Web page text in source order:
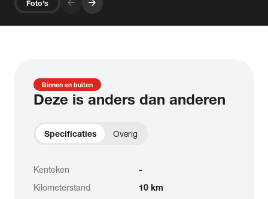
Foto's arrow_forward arrow_forward
Binnen en buiten
Deze is anders dan anderen
Specificaties Overig
Kenteken
-
Kilometerstand
10 km